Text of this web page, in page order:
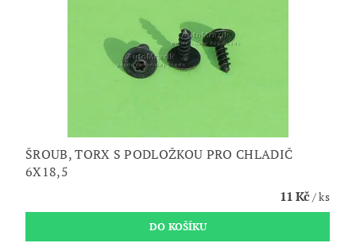
ŠROUB, TORX S PODLOŽKOU PRO CHLADIČ
6X18,5
11 Kč/ ks